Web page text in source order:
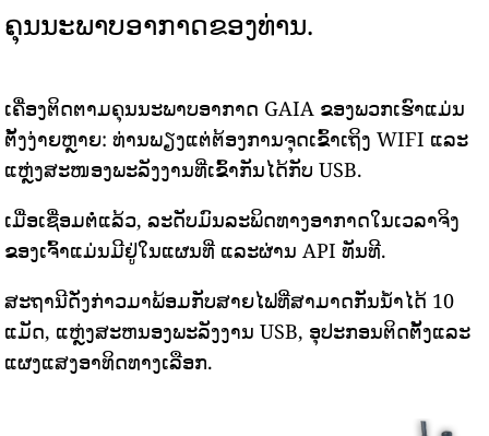
ຄຸນນະພາບອາກາດຂອງທ່ານ.
ເຄື່ອງຕິດຕາມຄຸນນະພາບອາກາດ GAIA ຂອງພວກເຮົາແມ່ນ
ຕັ້ງງ່າຍຫຼາຍ: ທ່ານພຽງແຕ່ຕ້ອງການຈຸດເຂົ້າເຖິງ WIFI ແລະ
ແຫຼ່ງສະໜອງພະລັງງານທີ່ເຂົ້າກັນໄດ້ກັບ USB.
ເມື່ອເຊື່ອມຕໍ່ແລ້ວ, ລະດັບມົນລະພິດທາງອາກາດໃນເວລາຈິງ
ຂອງເຈົ້າແມ່ນມີຢູ່ໃນແຜນທີ່ ແລະຜ່ານ API ທັນທີ.
ສະຖານີດັ່ງກ່າວມາພ້ອມກັບສາຍໄຟທີ່ສາມາດກັນນ້ໍາໄດ້ 10
ແມັດ, ແຫຼ່ງສະຫນອງພະລັງງານ USB, ອຸປະກອນຕິດຕັ້ງແລະ
ແຜງແສງອາທິດທາງເລືອກ.